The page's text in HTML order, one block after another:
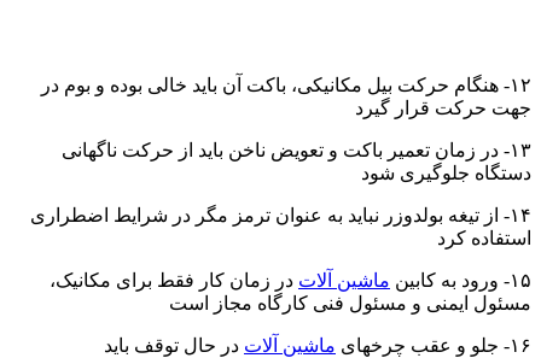
۱۲- هنگام حرکت بیل مکانیکی، باکت آن باید خالی بوده و بوم در
جهت حرکت قرار گیرد
۱۳- در زمان تعمیر باکت و تعویض ناخن باید از حرکت ناگهانی
دستگاه جلوگیری شود
۱۴- از تیغه بولدوزر نباید به عنوان ترمز مگر در شرایط اضطراری
استفاده کرد
۱۵- ورود به کابین ماشین آلات در زمان کار فقط برای مکانیک،
مسئول ایمنی و مسئول فنی کارگاه مجاز است
۱۶- جلو و عقب چرخهای ماشین آلات در حال توقف باید